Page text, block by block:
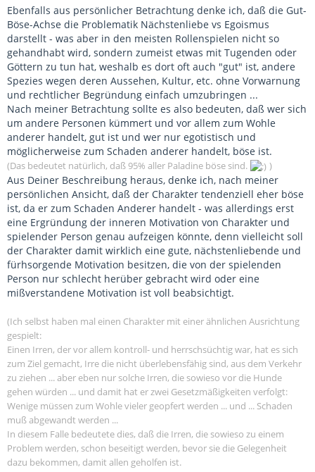
Ebenfalls aus persönlicher Betrachtung denke ich, daß die Gut-
Böse-Achse die Problematik Nächstenliebe vs Egoismus
darstellt - was aber in den meisten Rollenspielen nicht so
gehandhabt wird, sondern zumeist etwas mit Tugenden oder
Göttern zu tun hat, weshalb es dort oft auch "gut" ist, andere
Spezies wegen deren Aussehen, Kultur, etc. ohne Vorwarnung
und rechtlicher Begründung einfach umzubringen ...
Nach meiner Betrachtung sollte es also bedeuten, daß wer sich
um andere Personen kümmert und vor allem zum Wohle
anderer handelt, gut ist und wer nur egotistisch und
möglicherweise zum Schaden anderer handelt, böse ist.
(Das bedeutet natürlich, daß 95% aller Paladine böse sind. )
Aus Deiner Beschreibung heraus, denke ich, nach meiner
persönlichen Ansicht, daß der Charakter tendenziell eher böse
ist, da er zum Schaden Anderer handelt - was allerdings erst
eine Ergründung der inneren Motivation von Charakter und
spielender Person genau aufzeigen könnte, denn vielleicht soll
der Charakter damit wirklich eine gute, nächstenliebende und
fürhsorgende Motivation besitzen, die von der spielenden
Person nur schlecht herüber gebracht wird oder eine
mißverstandene Motivation ist voll beabsichtigt.
(Ich selbst haben mal einen Charakter mit einer ähnlichen Ausrichtung
gespielt:
Einen Irren, der vor allem kontroll- und herrschsüchtig war, hat es sich
zum Ziel gemacht, Irre die nicht überlebensfähig sind, aus dem Verkehr
zu ziehen ... aber eben nur solche Irren, die sowieso vor die Hunde
gehen würden ... und damit hat er zwei Gesetzmäßigkeiten verfolgt:
Wenige müssen zum Wohle vieler geopfert werden ... und ... Schaden
muß abgewandt werden ...
In diesem Falle bedeutete dies, daß die Irren, die sowieso zu einem
Problem werden, schon beseitigt werden, bevor sie die Gelegenheit
dazu bekommen, damit allen geholfen ist.